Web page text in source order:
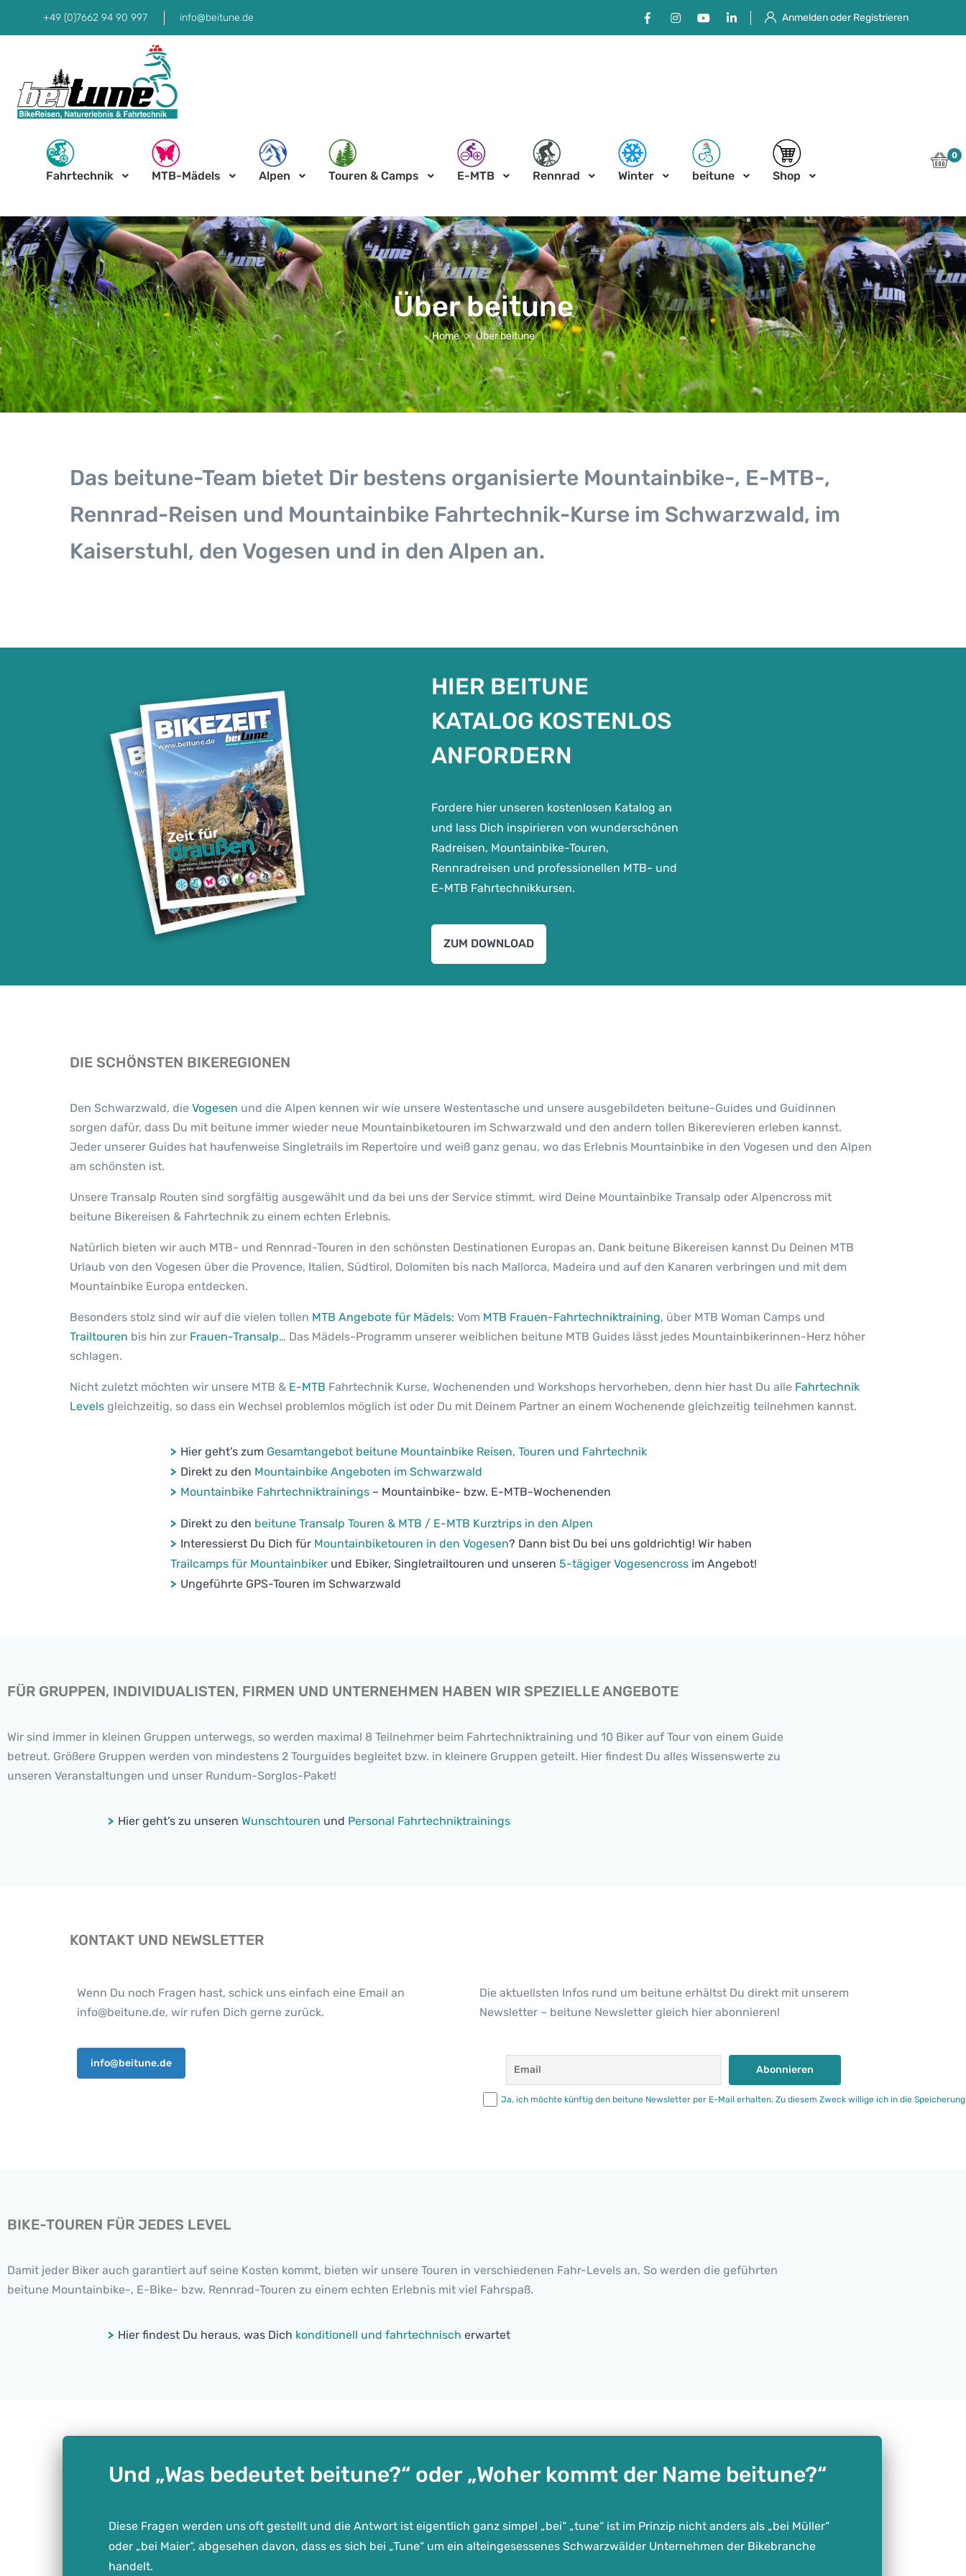
+49 (0)7662 94 90 997 info@beitune.de
Linkedin
Anmelden oder Registrieren
Fahrtechnik MTB-Mädels Alpen Touren & Camps E-MTB Rennrad Winter beitune Shop
0
Über beitune
Home Über beitune
Das beitune-Team bietet Dir bestens organisierte Mountainbike-, E-MTB-,
Rennrad-Reisen und Mountainbike Fahrtechnik-Kurse im Schwarzwald, im
Kaiserstuhl, den Vogesen und in den Alpen an.
HIER BEITUNE
KATALOG KOSTENLOS
ANFORDERN
Fordere hier unseren kostenlosen Katalog an
und lass Dich inspirieren von wunderschönen
Radreisen, Mountainbike-Touren,
Rennradreisen und professionellen MTB- und
E-MTB Fahrtechnikkursen.
ZUM DOWNLOAD
DIE SCHÖNSTEN BIKEREGIONEN
Den Schwarzwald, die Vogesen und die Alpen kennen wir wie unsere Westentasche und unsere ausgebildeten beitune-Guides und Guidinnen
sorgen dafür, dass Du mit beitune immer wieder neue Mountainbiketouren im Schwarzwald und den andern tollen Bikerevieren erleben kannst.
Jeder unserer Guides hat haufenweise Singletrails im Repertoire und weiß ganz genau, wo das Erlebnis Mountainbike in den Vogesen und den Alpen
am schönsten ist.
Unsere Transalp Routen sind sorgfältig ausgewählt und da bei uns der Service stimmt, wird Deine Mountainbike Transalp oder Alpencross mit
beitune Bikereisen & Fahrtechnik zu einem echten Erlebnis.
Natürlich bieten wir auch MTB- und Rennrad-Touren in den schönsten Destinationen Europas an. Dank beitune Bikereisen kannst Du Deinen MTB
Urlaub von den Vogesen über die Provence, Italien, Südtirol, Dolomiten bis nach Mallorca, Madeira und auf den Kanaren verbringen und mit dem
Mountainbike Europa entdecken.
Besonders stolz sind wir auf die vielen tollen MTB Angebote für Mädels: Vom MTB Frauen-Fahrtechniktraining, über MTB Woman Camps und
Trailtouren bis hin zur Frauen-Transalp… Das Mädels-Programm unserer weiblichen beitune MTB Guides lässt jedes Mountainbikerinnen-Herz höher
schlagen.
Nicht zuletzt möchten wir unsere MTB & E-MTB Fahrtechnik Kurse, Wochenenden und Workshops hervorheben, denn hier hast Du alle Fahrtechnik
Levels gleichzeitig, so dass ein Wechsel problemlos möglich ist oder Du mit Deinem Partner an einem Wochenende gleichzeitig teilnehmen kannst.
> Hier geht’s zum Gesamtangebot beitune Mountainbike Reisen, Touren und Fahrtechnik
> Direkt zu den Mountainbike Angeboten im Schwarzwald
> Mountainbike Fahrtechniktrainings– Mountainbike- bzw. E-MTB-Wochenenden
> Direkt zu den beitune Transalp Touren & MTB / E-MTB Kurztrips in den Alpen
> Interessierst Du Dich für Mountainbiketouren in den Vogesen? Dann bist Du bei uns goldrichtig! Wir haben
Trailcamps für Mountainbiker und Ebiker, Singletrailtouren und unseren 5-tägiger Vogesencross im Angebot!
> Ungeführte GPS-Touren im Schwarzwald
FÜR GRUPPEN, INDIVIDUALISTEN, FIRMEN UND UNTERNEHMEN HABEN WIR SPEZIELLE ANGEBOTE
Wir sind immer in kleinen Gruppen unterwegs, so werden maximal 8 Teilnehmer beim Fahrtechniktraining und 10 Biker auf Tour von einem Guide
betreut. Größere Gruppen werden von mindestens 2 Tourguides begleitet bzw. in kleinere Gruppen geteilt. Hier findest Du alles Wissenswerte zu
unseren Veranstaltungen und unser Rundum-Sorglos-Paket!
> Hier geht’s zu unseren Wunschtouren und Personal Fahrtechniktrainings
KONTAKT UND NEWSLETTER
Wenn Du noch Fragen hast, schick uns einfach eine Email an
info@beitune.de, wir rufen Dich gerne zurück.
info@beitune.de
Die aktuellsten Infos rund um beitune erhältst Du direkt mit unserem
Newsletter – beitune Newsletter gleich hier abonnieren!
Ja, ich möchte künftig den beitune Newsletter per E-Mail erhalten. Zu diesem Zweck willige ich in die
BIKE-TOUREN FÜR JEDES LEVEL
Damit jeder Biker auch garantiert auf seine Kosten kommt, bieten wir unsere Touren in verschiedenen Fahr-Levels an. So werden die geführten
beitune Mountainbike-, E-Bike- bzw. Rennrad-Touren zu einem echten Erlebnis mit viel Fahrspaß.
> Hier findest Du heraus, was Dich konditionell und fahrtechnisch erwartet
Und „Was bedeutet beitune?“ oder „Woher kommt der Name beitune?“
Diese Fragen werden uns oft gestellt und die Antwort ist eigentlich ganz simpel „bei“ „tune“ ist im Prinzip nicht anders als „bei Müller“
oder „bei Maier“, abgesehen davon, dass es sich bei „Tune“ um ein alteingesessenes Schwarzwälder Unternehmen der Bikebranche
handelt.